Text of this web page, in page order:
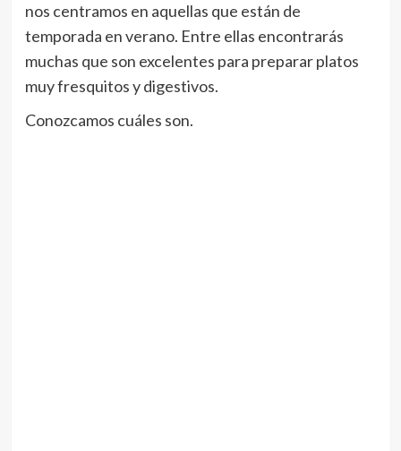
nos centramos en aquellas que están de
temporada en verano. Entre ellas encontrarás
muchas que son excelentes para preparar platos
muy fresquitos y digestivos.
Conozcamos cuáles son.